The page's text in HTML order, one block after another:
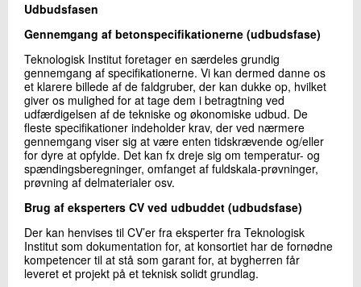
Send
04.Bæreevnevurderinger
05.Valg af betontype til beton i havvand
07.Ikke-destruktiv tilstandsvurdering af veje
08.Beton til anlægskonstruktioner - Tilbudsfasen
09.Beton til anlægskonstruktioner - Projekteringsfasen
10.Beton til anlægskonstruktioner - Udførelsesfasen
11.Monitorering af formtryk
12.Verifikation af injicering
13.Levetid for betonkonstruktioner
Udbudsfasen
Gennemgang af betonspecifikationerne (udbudsfase)
Teknologisk Institut foretager en særdeles grundig
gennemgang af specifikationerne. Vi kan dermed danne os
et klarere billede af de faldgruber, der kan dukke op, hvilket
giver os mulighed for at tage dem i betragtning ved
udfærdigelsen af de tekniske og økonomiske udbud. De
fleste specifikationer indeholder krav, der ved nærmere
gennemgang viser sig at være enten tidskrævende og/eller
for dyre at opfylde. Det kan fx dreje sig om temperatur- og
spændingsberegninger, omfanget af fuldskala-prøvninger,
prøvning af delmaterialer osv.
Brug af eksperters CV ved udbuddet (udbudsfase)
Der kan henvises til CV’er fra eksperter fra Teknologisk
Institut som dokumentation for, at konsortiet har de fornødne
kompetencer til at stå som garant for, at bygherren får
leveret et projekt på et teknisk solidt grundlag.